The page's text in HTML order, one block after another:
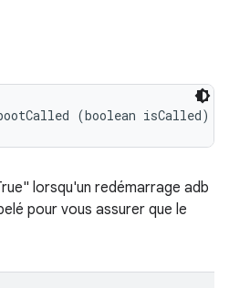
(boolean isCalled)
lorsqu'un redémarrage adb
pour vous assurer que le